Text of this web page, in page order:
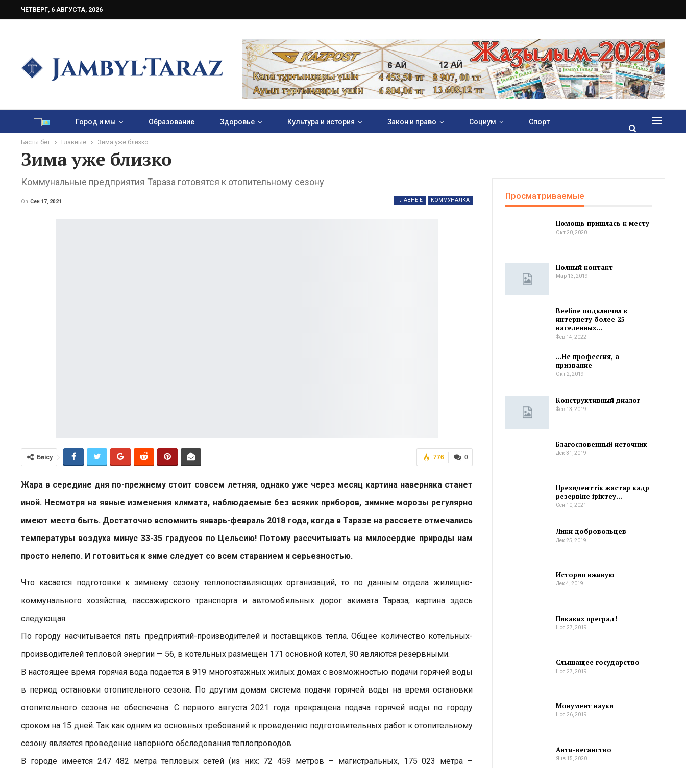
ЧЕТВЕРГ, 6 АВГУСТА, 2026
Город и мы Образование Здоровье Культура и история Закон и право Социум Спорт
Басты бет Главные Зима уже близко
Зима уже близко
Коммунальные предприятия Тараза готовятся к отопительному сезону
ГЛАВНЫЕ КОММУНАЛКА
On Сен 17, 2021
0
776
Бөлісу
Жара в середине дня по-прежнему стоит совсем летняя, однако уже через месяц картина наверняка станет
иной. Несмотря на явные изменения климата, наблюдаемые без всяких приборов, зимние морозы регулярно
имеют место быть. Достаточно вспомнить январь-февраль 2018 года, когда в Таразе на рассвете отмечались
температуры воздуха минус 33-35 градусов по Цельсию! Потому рассчитывать на милосердие природы нам
просто нелепо. И готовиться к зиме следует со всем старанием и серьезностью.
Что касается подготовки к зимнему сезону теплопоставляющих организаций, то по данным отдела жилищно-
коммунального хозяйства, пассажирского транспорта и автомобильных дорог акимата Тараза, картина здесь
следующая.
По городу насчитывается пять предприятий-производителей и поставщиков тепла. Общее количество котельных-
производителей тепловой энергии — 56, в котельных размещен 171 основной котел, 90 являются резервными.
В настоящее время горячая вода подается в 919 многоэтажных жилых домах с возможностью подачи горячей воды
в период остановки отопительного сезона. По другим домам система подачи горячей воды на время остановки
отопительного сезона не обеспечена. С первого августа 2021 года прекращена подача горячей воды по городу
сроком на 15 дней. Так как одним из основных требований к проведению подготовительных работ к отопительному
сезону является проведение напорного обследования теплопроводов.
В городе имеется 247 482 метра тепловых сетей (из них: 72 459 метров – магистральных, 175 023 метра –
Просматриваемые
Помощь пришлась к месту
Окт 20, 2020
Полный контакт
Мар 13, 2019
Beeline подключил к
интернету более 25
населенных…
Фев 14, 2022
…Не профессия, а
призвание
Окт 2, 2019
Конструктивный диалог
Фев 13, 2019
Благословенный источник
Дек 31, 2019
Президенттік жастар кадр
резервіне іріктеу…
Сен 10, 2021
Лики добровольцев
Дек 25, 2019
История вживую
Дек 4, 2019
Никаких преград!
Ноя 27, 2019
Слышащее государство
Ноя 27, 2019
Монумент науки
Ноя 26, 2019
Анти-веганство
Янв 15, 2020